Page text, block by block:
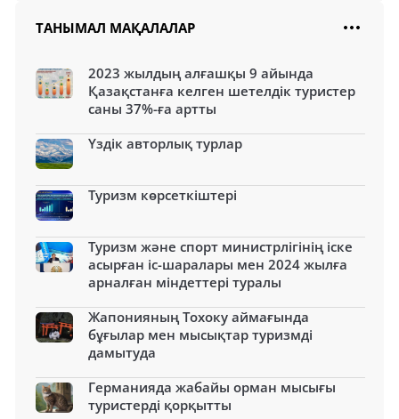
ТАНЫМАЛ МАҚАЛАЛАР
2023 жылдың алғашқы 9 айында
Қазақстанға келген шетелдік туристер
саны 37%-ға артты
Үздік авторлық турлар
Туризм көрсеткіштері
Туризм және спорт министрлігінің іске
асырған іс-шаралары мен 2024 жылға
арналған міндеттері туралы
Жапонияның Тохоку аймағында
бұғылар мен мысықтар туризмді
дамытуда
Германияда жабайы орман мысығы
туристерді қорқытты